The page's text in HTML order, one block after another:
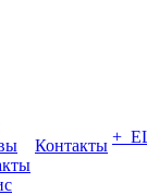
Контакты +